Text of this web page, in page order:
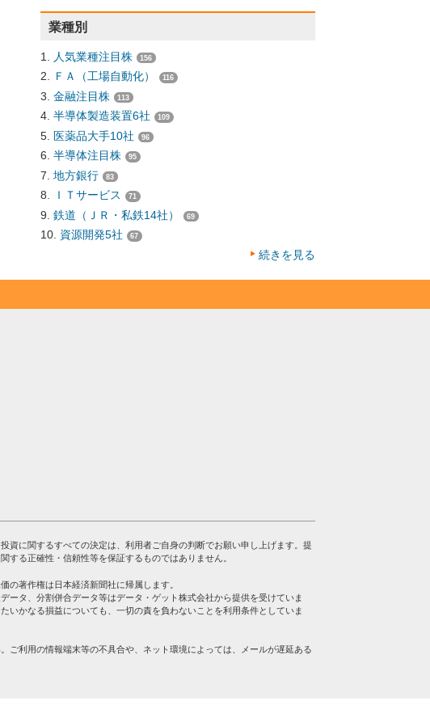
業種別
人気業種注目株 156
ＦＡ（工場自動化） 116
金融注目株 113
半導体製造装置6社 109
医薬品大手10社 96
半導体注目株 95
地方銀行 83
ＩＴサービス 71
鉄道（ＪＲ・私鉄14社） 69
資源開発5社 67
続きを見る
資に関するすべての決定は、利用者ご自身の判断でお願い申し上げます。提
る正確性・信頼性等を保証するものではありません。
の著作権は日本経済新聞社に帰属します。
ータ、分割併合データ等はデータ・ゲット株式会社から提供を受けていま
いかなる損益についても、一切の責を負わないことを利用条件としていま
ご利用の情報端末等の不具合や、ネット環境によっては、メールが遅延ある